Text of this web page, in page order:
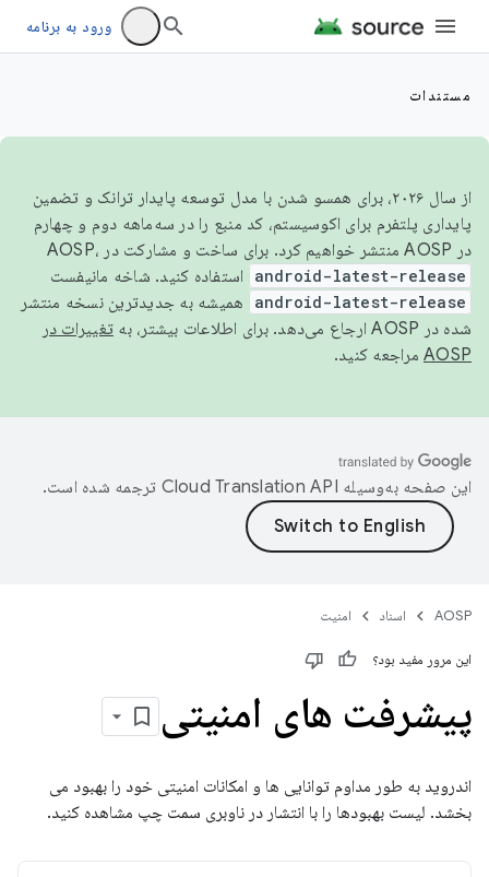
ورود به برنامه
مستندات
از سال ۲۰۲۶، برای همسو شدن با مدل توسعه پایدار ترانک و تضمین
پایداری پلتفرم برای اکوسیستم، کد منبع را در سه‌ماهه دوم و چهارم
در AOSP منتشر خواهیم کرد. برای ساخت و مشارکت در AOSP،
android-latest-release استفاده کنید. شاخه مانیفست
android-latest-release
همیشه به جدیدترین نسخه منتشر
شده در AOSP ارجاع می‌دهد. برای اطلاعات بیشتر، به
تغییرات در
AOSP مراجعه کنید.
این صفحه به‌وسیله ترجمه شده است.
AOSP اسناد امنیت
این مرور مفید بود؟
پیشرفت های امنیتی
اندروید به طور مداوم توانایی ها و امکانات امنیتی خود را بهبود می
بخشد. لیست بهبودها را با انتشار در ناوبری سمت چپ مشاهده کنید.